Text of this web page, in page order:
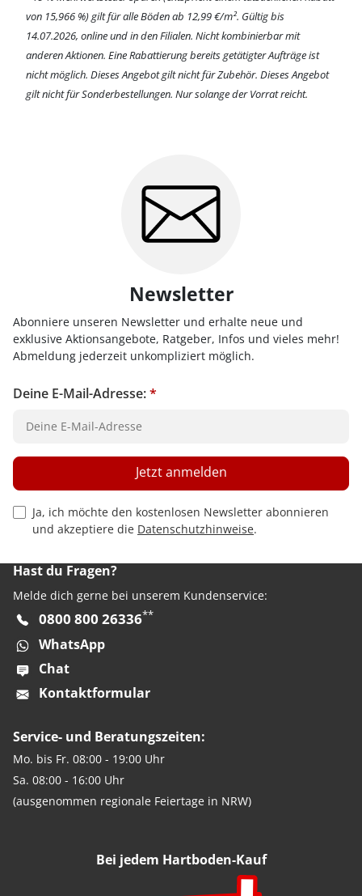
von 15,966 %) gilt für alle Böden ab 12,99 €/m². Gültig bis
14.07.2026, online und in den Filialen. Nicht kombinierbar mit
anderen Aktionen. Eine Rabattierung bereits getätigter Aufträge ist
nicht möglich. Dieses Angebot gilt nicht für Zubehör. Dieses Angebot
gilt nicht für Sonderbestellungen. Nur solange der Vorrat reicht.
Newsletter
Abonniere unseren Newsletter und erhalte neue und
exklusive Aktionsangebote, Ratgeber, Infos und vieles mehr!
Abmeldung jederzeit unkompliziert möglich.
Deine E-Mail-Adresse:*
Privacy Policy Checkbox
Ja, ich möchte den kostenlosen Newsletter abonnieren
und akzeptiere die Datenschutzhinweise.
Jetzt anmelden
Hast du Fragen?
Melde dich gerne bei unserem Kundenservice:
0800 800 26336**
WhatsApp
Chat
Kontaktformular
Service- und Beratungszeiten:
Mo. bis Fr. 08:00 - 19:00 Uhr
Sa. 08:00 - 16:00 Uhr
(ausgenommen regionale Feiertage in NRW)
Bei jedem Hartboden-Kauf